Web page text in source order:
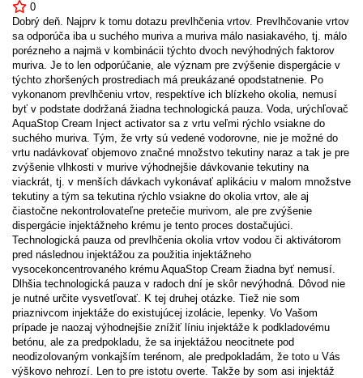
0
Dobrý deň. Najprv k tomu dotazu prevlhčenia vrtov. Prevlhčovanie vrtov
sa odporúča iba u suchého muriva a muriva málo nasiakavého, tj. málo
porézneho a najmä v kombinácii týchto dvoch nevýhodných faktorov
muriva. Je to len odporúčanie, ale význam pre zvýšenie dispergácie v
týchto zhoršených prostrediach má preukázané opodstatnenie. Po
vykonanom prevlhčeniu vrtov, respektíve ich blízkeho okolia, nemusí
byť v podstate dodržaná žiadna technologická pauza. Voda, urýchľovač
AquaStop Cream Inject activator sa z vrtu veľmi rýchlo vsiakne do
suchého muriva. Tým, že vrty sú vedené vodorovne, nie je možné do
vrtu nadávkovať objemovo značné množstvo tekutiny naraz a tak je pre
zvýšenie vlhkosti v murive výhodnejšie dávkovanie tekutiny na
viackrát, tj. v menších dávkach vykonávať aplikáciu v malom množstve
tekutiny a tým sa tekutina rýchlo vsiakne do okolia vrtov, ale aj
čiastočne nekontrolovateľne pretečie murivom, ale pre zvýšenie
dispergácie injektážneho krému je tento proces dostačujúci.
Technologická pauza od prevlhčenia okolia vrtov vodou či aktivátorom
pred následnou injektážou za použitia injektážneho
vysocekoncentrovaného krému AquaStop Cream žiadna byť nemusí.
Dlhšia technologická pauza v radoch dní je skôr nevýhodná. Dôvod nie
je nutné určite vysvetľovať. K tej druhej otázke. Tiež nie som
priaznivcom injektáže do existujúcej izolácie, lepenky. Vo Vašom
prípade je naozaj výhodnejšie znížiť líniu injektáže k podkladovému
betónu, ale za predpokladu, že sa injektážou neocitnete pod
neodizolovaným vonkajším terénom, ale predpokladám, že toto u Vás
výškovo nehrozí. Len to pre istotu overte. Takže by som asi injektáž